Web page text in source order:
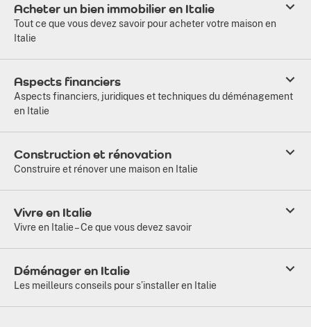
Acheter un bien immobilier en Italie
Tout ce que vous devez savoir pour acheter votre maison en
Italie
Aspects financiers
Aspects financiers, juridiques et techniques du déménagement
en Italie
Construction et rénovation
Construire et rénover une maison en Italie
Vivre en Italie
Vivre en Italie – Ce que vous devez savoir
Déménager en Italie
Les meilleurs conseils pour s’installer en Italie